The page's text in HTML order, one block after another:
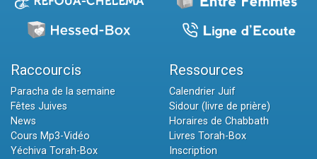
Raccourcis
Paracha de la semaine
Fêtes Juives
News
Cours Mp3-Vidéo
Yéchiva Torah-Box
Ressources
Calendrier Juif
Sidour (livre de prière)
Horaires de Chabbath
Livres Torah-Box
Inscription